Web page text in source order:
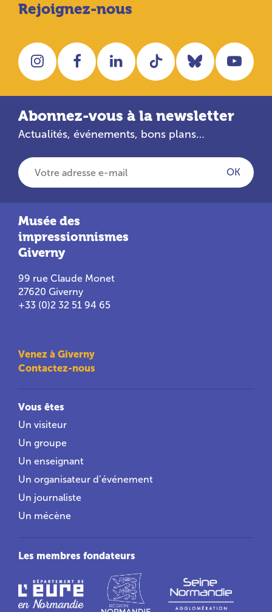
Rejoignez-nous
InstagramFacebookLinkedInTiktok Bluesky
Abonnez-vous à la newsletter
Actualités, événements, bons plans…
Votre adresse e-mail
OK
Musée des
impressionnismes
Giverny
99 rue Claude Monet
27620 Giverny
+33 (0)2 32 51 94 65
Venez à Giverny
Contactez-nous
Vous êtes
Un visiteur
Un groupe
Un enseignant
Un organisateur d’événement
Un journaliste
Un mécène
Les membres fondateurs